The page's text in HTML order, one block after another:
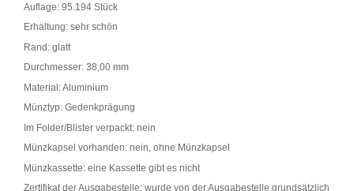
Auflage: 95.194 Stück
Erhaltung: sehr schön
Rand: glatt
Durchmesser: 38,00 mm
Material: Aluminium
Münztyp: Gedenkprägung
Im Folder/Blister verpackt: nein
Münzkapsel vorhanden: nein, ohne Münzkapsel
Münzkassette: eine Kassette gibt es nicht
Zertifikat der Ausgabestelle: wurde von der Ausgabestelle grundsätzlich